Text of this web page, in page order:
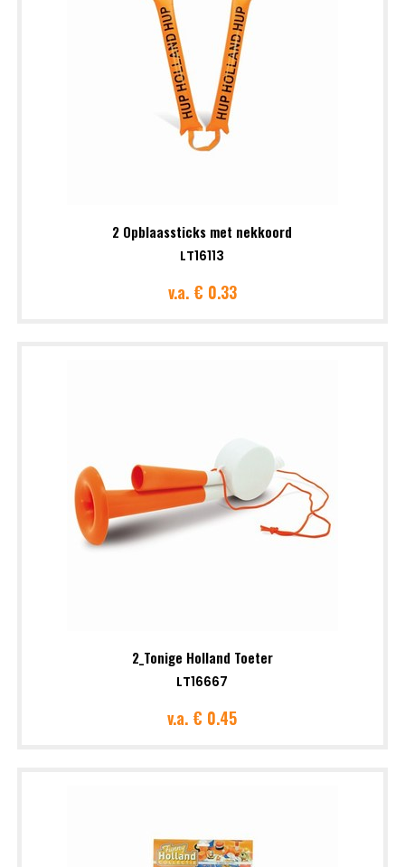
2 Opblaassticks met nekkoord
LT16113
v.a.€ 0.33
2_Tonige Holland Toeter
LT16667
v.a. € 0.45